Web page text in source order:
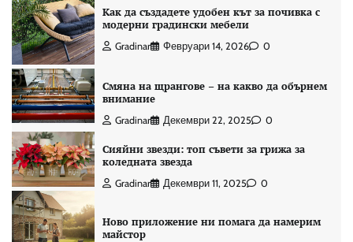
Как да създадете удобен кът за почивка с
модерни градински мебели
Gradinar Февруари 14, 2026 0
Смяна на щрангове – на какво да обърнем
внимание
Gradinar Декември 22, 2025 0
Сияйни звезди: топ съвети за грижа за
коледната звезда
Gradinar Декември 11, 2025 0
Ново приложение ни помага да намерим
майстор